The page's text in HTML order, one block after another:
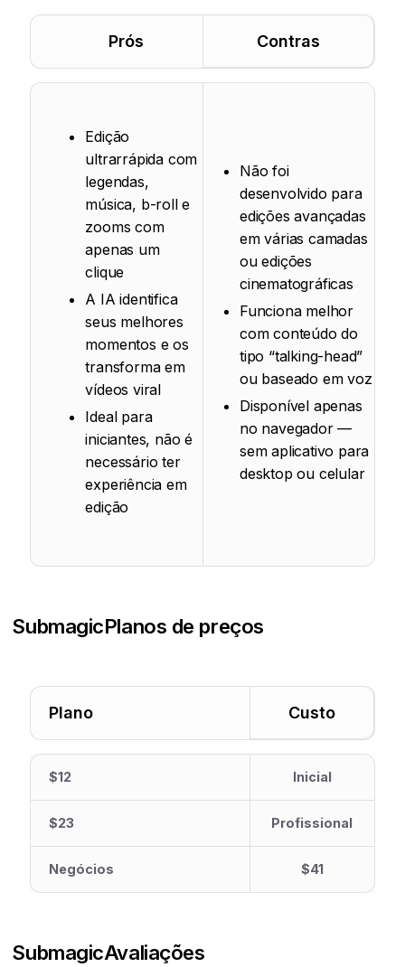
Prós Contras
Edição
ultrarrápida com
legendas,
música, b-roll e
zooms com
apenas um
clique
A IA identifica
seus melhores
momentos e os
transforma em
vídeos viral
Ideal para
iniciantes, não é
necessário ter
experiência em
edição
Não foi
desenvolvido para
edições avançadas
em várias camadas
ou edições
cinematográficas
Funciona melhor
com conteúdo do
tipo “talking-head”
ou baseado em voz
Disponível apenas
no navegador —
sem aplicativo para
desktop ou celular
SubmagicPlanos de preços
Plano Custo
$12 Inicial
$23 Profissional
Negócios $41
SubmagicAvaliações